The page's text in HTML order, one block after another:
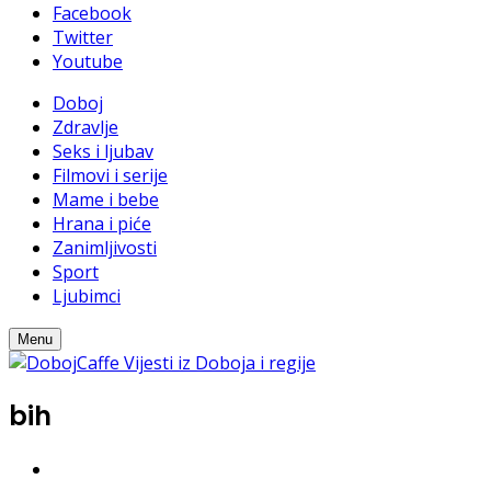
Facebook
Twitter
Youtube
Doboj
Zdravlje
Seks i ljubav
Filmovi i serije
Mame i bebe
Hrana i piće
Zanimljivosti
Sport
Ljubimci
Menu
bih